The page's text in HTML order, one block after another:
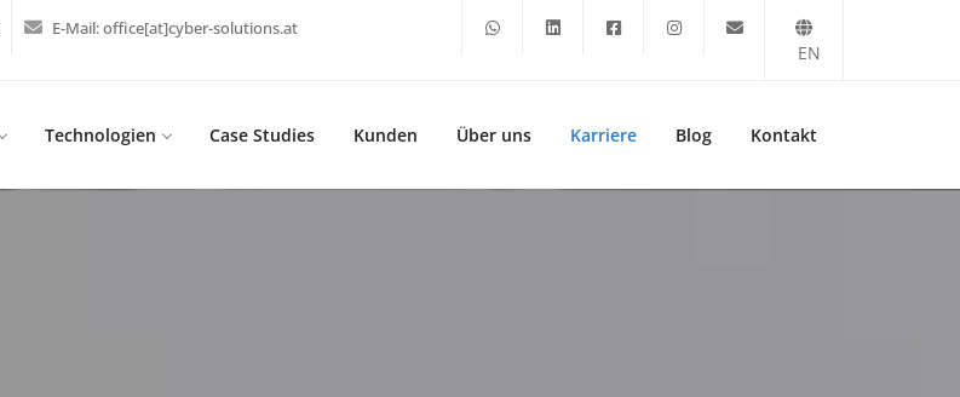
E-Mail:office[at]cyber-solutions.at
EN
Technologien Case Studies Kunden Über uns Karriere Blog Kontakt